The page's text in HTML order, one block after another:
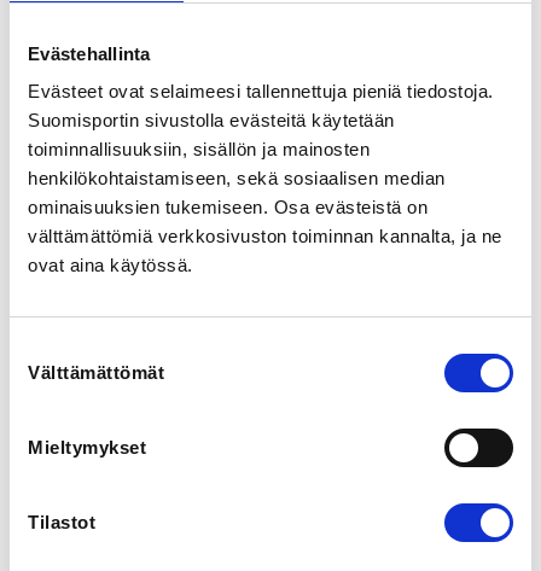
Evästehallinta
Evästeet ovat selaimeesi tallennettuja pieniä tiedostoja.
Suomisportin sivustolla evästeitä käytetään
toiminnallisuuksiin, sisällön ja mainosten
henkilökohtaistamiseen, sekä sosiaalisen median
ominaisuuksien tukemiseen. Osa evästeistä on
välttämättömiä verkkosivuston toiminnan kannalta, ja ne
ovat aina käytössä.
valinta
Välttämättömät
Mieltymykset
Tilastot
maanantaisin 16.9.2024 alkaen klo 17:00-17:45
Perhesäbää voi käydä kokeilemassa kerran maksutta.
Ilmoittautumisen peruutus tulee tehdä kirjallisesti
sähköpostiin mikko(at)
mahl.fi
Hinta:
Syyskausi 25€
Kevätkausi 25€
Kunnanmäki 3, 50600 Mikkeli, Suomi